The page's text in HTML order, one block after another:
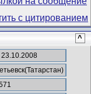
^
23.10.2008